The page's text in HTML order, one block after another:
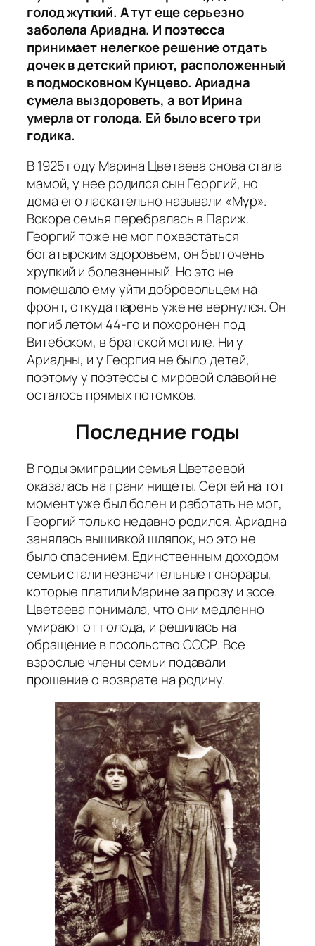
голод жуткий. А тут еще серьезно
заболела Ариадна. И поэтесса
принимает нелегкое решение отдать
дочек в детский приют, расположенный
в подмосковном Кунцево. Ариадна
сумела выздороветь, а вот Ирина
умерла от голода. Ей было всего три
годика.
В 1925 году Марина Цветаева снова стала
мамой, у нее родился сын Георгий, но
дома его ласкательно называли «Мур».
Вскоре семья перебралась в Париж.
Георгий тоже не мог похвастаться
богатырским здоровьем, он был очень
хрупкий и болезненный. Но это не
помешало ему уйти добровольцем на
фронт, откуда парень уже не вернулся. Он
погиб летом 44-го и похоронен под
Витебском, в братской могиле. Ни у
Ариадны, и у Георгия не было детей,
поэтому у поэтессы с мировой славой не
осталось прямых потомков.
Последние годы
В годы эмиграции семья Цветаевой
оказалась на грани нищеты. Сергей на тот
момент уже был болен и работать не мог,
Георгий только недавно родился. Ариадна
занялась вышивкой шляпок, но это не
было спасением. Единственным доходом
семьи стали незначительные гонорары,
которые платили Марине за прозу и эссе.
Цветаева понимала, что они медленно
умирают от голода, и решилась на
обращение в посольство СССР. Все
взрослые члены семьи подавали
прошение о возврате на родину.